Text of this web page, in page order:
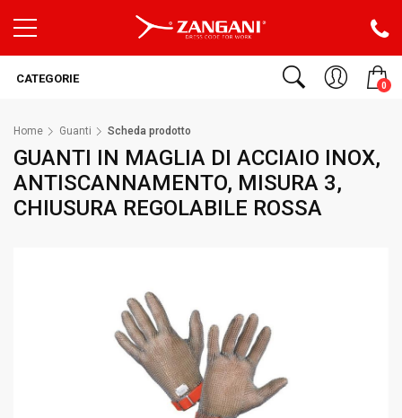
0
CATEGORIE
Home Guanti Scheda prodotto
GUANTI IN MAGLIA DI ACCIAIO INOX,
ANTISCANNAMENTO, MISURA 3,
CHIUSURA REGOLABILE ROSSA